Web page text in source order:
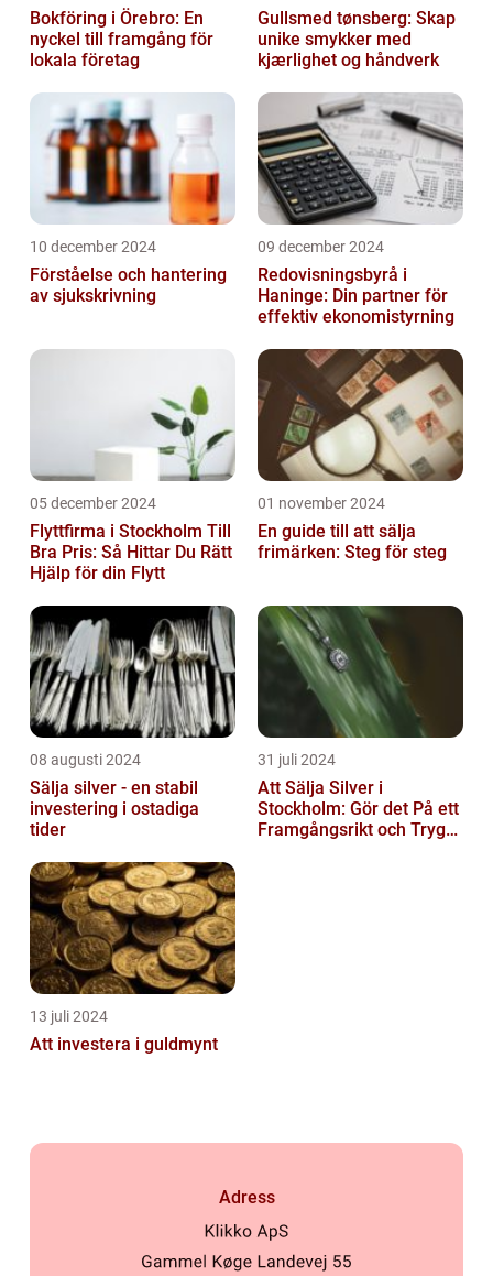
Bokföring i Örebro: En
nyckel till framgång för
lokala företag
Gullsmed tønsberg: Skap
unike smykker med
kjærlighet og håndverk
10 december 2024
Förståelse och hantering
av sjukskrivning
09 december 2024
Redovisningsbyrå i
Haninge: Din partner för
effektiv ekonomistyrning
05 december 2024
Flyttfirma i Stockholm Till
Bra Pris: Så Hittar Du Rätt
Hjälp för din Flytt
01 november 2024
En guide till att sälja
frimärken: Steg för steg
08 augusti 2024
Sälja silver - en stabil
investering i ostadiga
tider
31 juli 2024
Att Sälja Silver i
Stockholm: Gör det På ett
Framgångsrikt och Tryggt
13 juli 2024
Att investera i guldmynt
Adress